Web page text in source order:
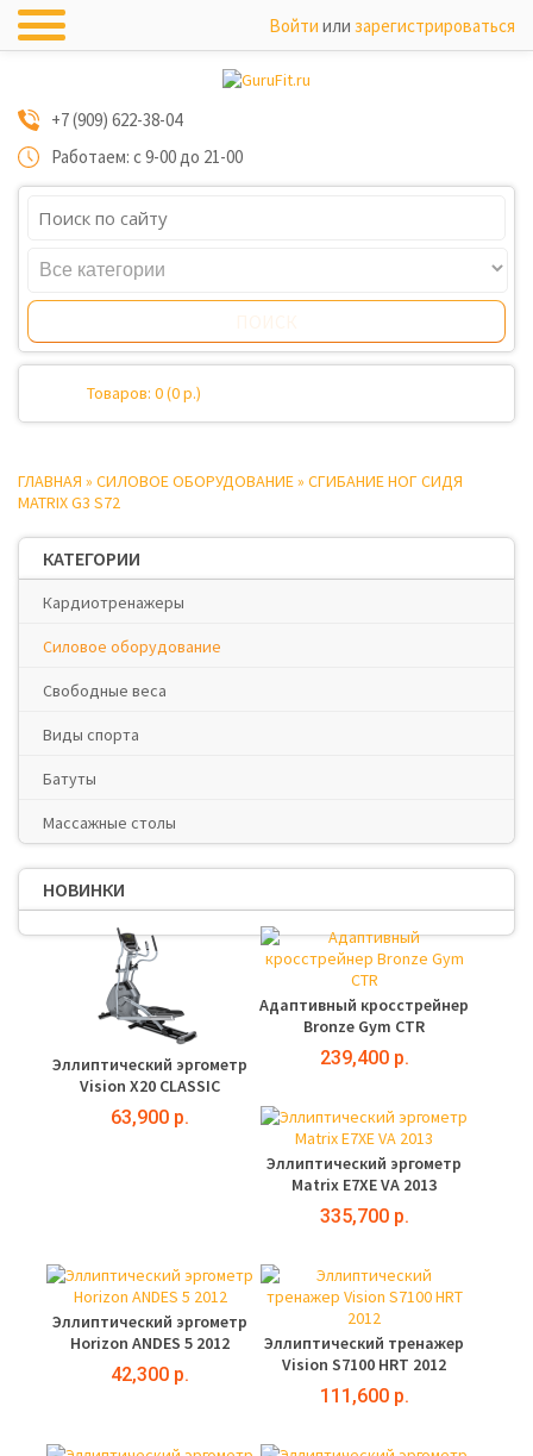
Войти или зарегистрироваться
+7 (909) 622-38-04
Работаем: с 9-00 до 21-00
Товаров: 0 (0 р.)
ГЛАВНАЯ » СИЛОВОЕ ОБОРУДОВАНИЕ» СГИБАНИЕ НОГ СИДЯ
MATRIX G3 S72
КАТЕГОРИИ
Кардиотренажеры
Силовое оборудование
Свободные веса
Виды спорта
Батуты
Массажные столы
НОВИНКИ
Эллиптический эргометр
Vision X20 CLASSIC
63,900 р.
Адаптивный кросстрейнер
Bronze Gym CTR
239,400 р.
Эллиптический эргометр
Matrix E7XE VA 2013
335,700 р.
Эллиптический эргометр
Horizon ANDES 5 2012
42,300 р.
Эллиптический тренажер
Vision S7100 HRT 2012
111,600 р.